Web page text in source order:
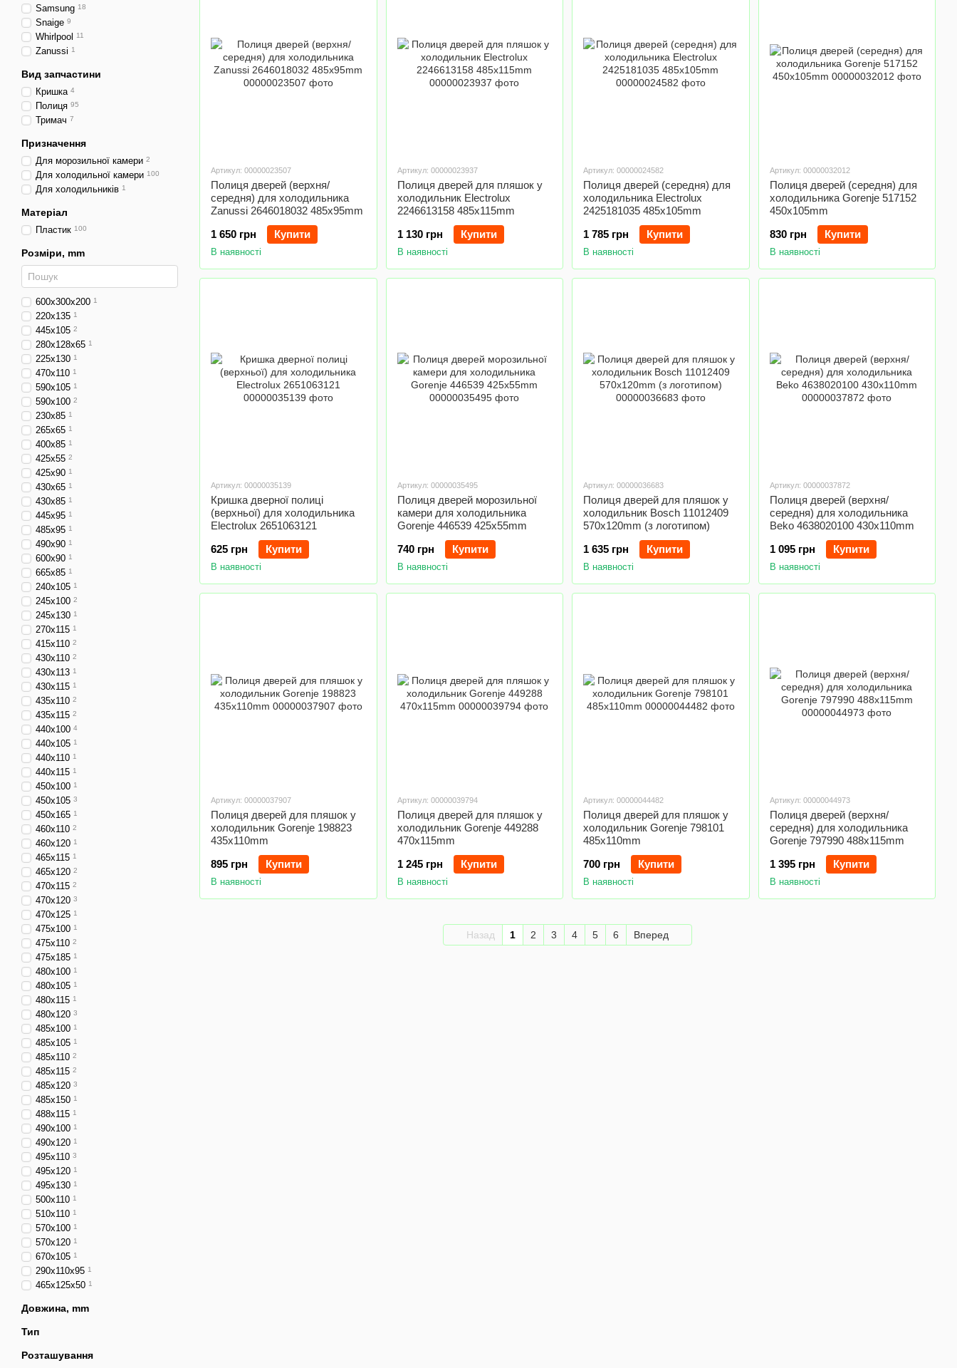
Артикул: 00000023507
Полиця дверей (верхня/
середня) для холодильника
Zanussi 2646018032 485x95mm
1 650 грн
Купити
В наявності
Артикул: 00000023937
Полиця дверей для пляшок у
холодильник Electrolux
2246613158 485x115mm
1 130 грн
Купити
В наявності
Артикул: 00000024582
Полиця дверей (середня) для
холодильника Electrolux
2425181035 485x105mm
1 785 грн
Купити
В наявності
Артикул: 00000032012
Полиця дверей (середня) для
холодильника Gorenje 517152
450x105mm
830 грн
Купити
В наявності
Артикул: 00000035139
Кришка дверної полиці
(верхньої) для холодильника
Electrolux 2651063121
625 грн
Купити
В наявності
Артикул: 00000035495
Полиця дверей морозильної
камери для холодильника
Gorenje 446539 425x55mm
740 грн
Купити
В наявності
Артикул: 00000036683
Полиця дверей для пляшок у
холодильник Bosch 11012409
570x120mm (з логотипом)
1 635 грн
Купити
В наявності
Артикул: 00000037872
Полиця дверей (верхня/
середня) для холодильника
Beko 4638020100 430x110mm
1 095 грн
Купити
В наявності
Артикул: 00000037907
Полиця дверей для пляшок у
холодильник Gorenje 198823
435x110mm
895 грн
Купити
В наявності
Артикул: 00000039794
Полиця дверей для пляшок у
холодильник Gorenje 449288
470x115mm
1 245 грн
Купити
В наявності
Артикул: 00000044482
Полиця дверей для пляшок у
холодильник Gorenje 798101
485x110mm
700 грн
Купити
В наявності
Артикул: 00000044973
Полиця дверей (верхня/
середня) для холодильника
Gorenje 797990 488x115mm
1 395 грн
Купити
В наявності
Назад 1 2 3 4 5 6 Вперед
Samsung 18
Snaige 9
Whirlpool 11
Zanussi 1
Вид запчастини
Кришка 4
Полиця 95
Тримач 7
Призначення
Для морозильної камери 2
Для холодильної камери 100
Для холодильників 1
Матеріал
Пластик 100
Розміри, mm
600x300x200 1
220x135 1
445x105 2
280x128x65 1
225x130 1
470x110 1
590x105 1
590x100 2
230x85 1
265x65 1
400x85 1
425x55 2
425x90 1
430x65 1
430x85 1
445x95 1
485x95 1
490x90 1
600x90 1
665x85 1
240x105 1
245x100 2
245x130 1
270x115 1
415x110 2
430x110 2
430x113 1
430x115 1
435x110 2
435x115 2
440x100 4
440x105 1
440x110 1
440x115 1
450x100 1
450x105 3
450x165 1
460x110 2
460x120 1
465x115 1
465x120 2
470x115 2
470x120 3
470x125 1
475x100 1
475x110 2
475x185 1
480x100 1
480x105 1
480x115 1
480x120 3
485x100 1
485x105 1
485x110 2
485x115 2
485x120 3
485x150 1
488x115 1
490x100 1
490x120 1
495x110 3
495x120 1
495x130 1
500x110 1
510x110 1
570x100 1
570x120 1
670x105 1
290x110x95 1
465x125x50 1
Довжина, mm
Тип
Розташування